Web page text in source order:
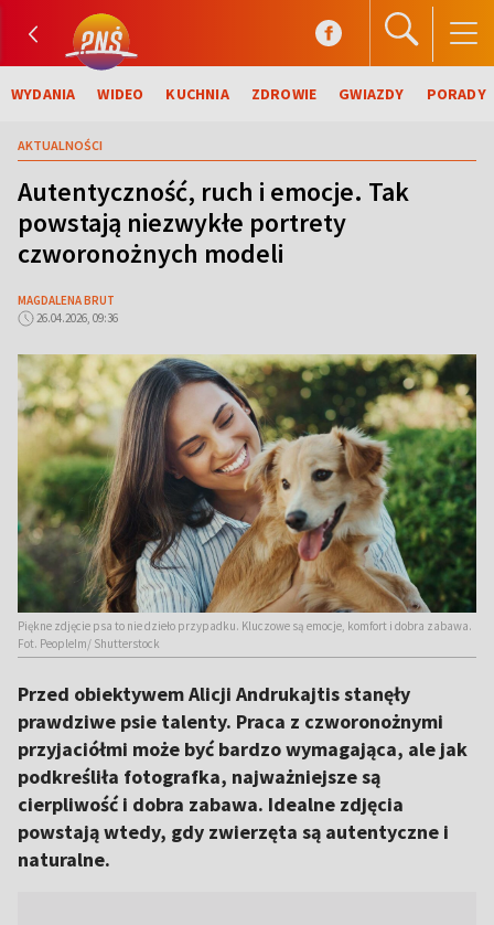
WYDANIA WIDEO KUCHNIA ZDROWIE GWIAZDY PORADY
AKTUALNOŚCI
Autentyczność, ruch i emocje. Tak
powstają niezwykłe portrety
czworonożnych modeli
MAGDALENA BRUT
26.04.2026, 09:36
Piękne zdjęcie psa to nie dzieło przypadku. Kluczowe są emocje, komfort i dobra zabawa.
Fot. PeopleIm/ Shutterstock
Przed obiektywem Alicji Andrukajtis stanęły
prawdziwe psie talenty. Praca z czworonożnymi
przyjaciółmi może być bardzo wymagająca, ale jak
podkreśliła fotografka, najważniejsze są
cierpliwość i dobra zabawa. Idealne zdjęcia
powstają wtedy, gdy zwierzęta są autentyczne i
naturalne.